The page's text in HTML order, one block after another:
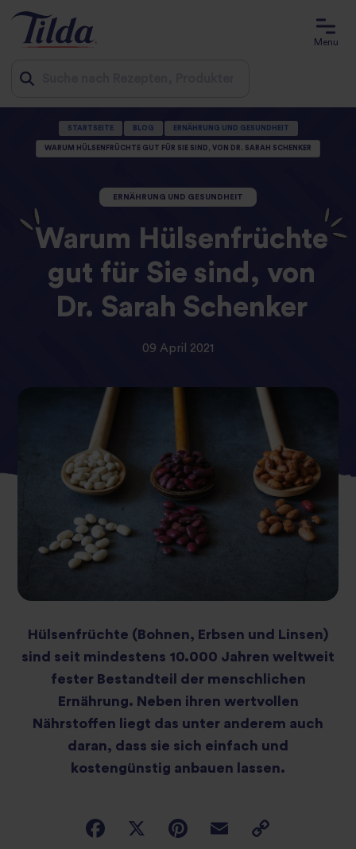
Menu
STARTSEITE BLOG ERNÄHRUNG UND GESUNDHEIT
WARUM HÜLSENFRÜCHTE GUT FÜR SIE SIND, VON DR. SARAH SCHENKER
ERNÄHRUNG UND GESUNDHEIT
Warum Hülsenfrüchte
gut für Sie sind, von
Dr. Sarah Schenker
09 April 2021
Hülsenfrüchte (Bohnen, Erbsen und Linsen)
sind seit mindestens 10.000 Jahren weltweit
fester Bestandteil der menschlichen
Ernährung. Neben ihren wertvollen
Nährstoffen liegt das unter anderem auch
daran, dass sie sich einfach und
kostengünstig anbauen lassen.